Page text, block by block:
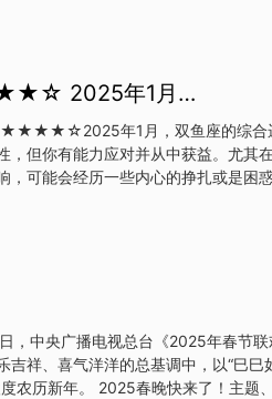
朋友冷静下来，集中精力复盘失误、
12.22 周五，太阳进入摩羯座。未来
变化。正在经历的水逆让人不得不谨
2025年1月…
★★★★☆2025年1月，双鱼座的综合
但你有能力应对并从中获益。尤其
可能会经历一些内心的挣扎或是困
情也会有望得到解决。本月的星象尤
验。对于单身的双鱼来说，月初至月
作场合或旅行中遇到让你心动的人。
强烈的兴趣。但双鱼座本月容易情绪
，中央广播电视总台《2025年春节联
祥、喜气洋洋的总基调中，以“巳巳
了！主题、主标识